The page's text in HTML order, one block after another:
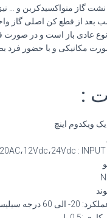
نشت گاز منواکسیدکربن و …
بعد از قطع کن اصلی گاز
عادی باز است و در
مکانیکی و با حضور فرد
:
درجه سیلیسیوس